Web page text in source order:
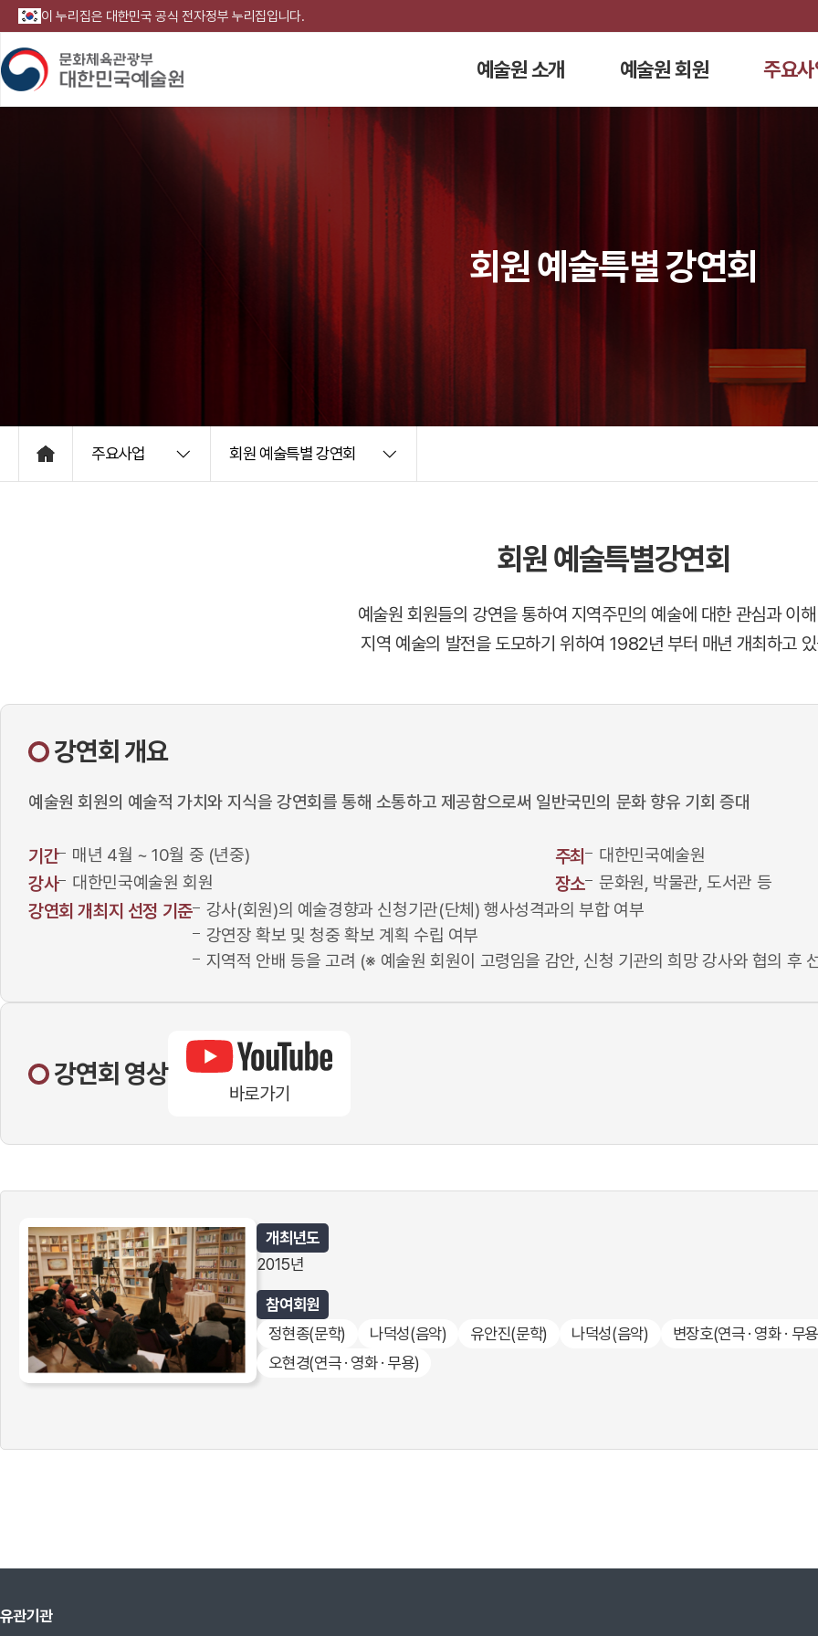
이 누리집은 대한민국 공식 전자정부 누리집입니다.
예술원 소개 예술원 회원 주요
회원 예술특별 강연회
HOME 주요사업 회원 예술특별 강연회
회원 예술특별강연회
예술원 회원들의 강연을 통하여 지역주민의 예술에 대한 관심과 이
지역 예술의 발전을 도모하기 위하여 1982년 부터 매년 개최하고
강연회 영상
바로가기
강연회 개요
예술원 회원의 예술적 가치와 지식을 강연회를 통해 소통하고 제공함으로써 일반국민의 문화 향유 기회 증대
기간 매년 4월 ~ 10월 중 (년중) 주최 대한민국예술원
강사 대한민국예술원 회원 장소 문화원, 박물관, 도서관 등
강연회 개최지 선정 기준
강사(회원)의 예술경향과 신청기관(단체) 행사성격과의 부합 여부
강연장 확보 및 청중 확보 계획 수립 여부
지역적 안배 등을 고려 (※ 예술원 회원이 고령임을 감안, 신청 기관의 희망 강사와 협의 후
개최년도
2015년
참여회원
정현종(문학) 나덕성(음악) 유안진(문학) 나덕성(음악) 변장호(연극 · 영화 · 무
오현경(연극 · 영화 · 무용)
유관기관